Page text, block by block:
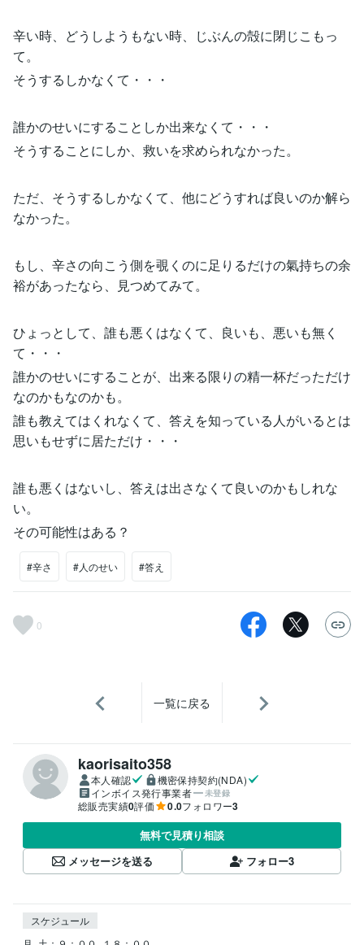
辛い時、どうしようもない時、じぶんの殻に閉じこもっ
て。
そうするしかなくて・・・
誰かのせいにすることしか出来なくて・・・
そうすることにしか、救いを求められなかった。
ただ、そうするしかなくて、他にどうすれば良いのか解ら
なかった。
もし、辛さの向こう側を覗くのに足りるだけの氣持ちの余
裕があったなら、見つめてみて。
ひょっとして、誰も悪くはなくて、良いも、悪いも無く
て・・・
誰かのせいにすることが、出来る限りの精一杯だっただけ
なのかもなのかも。
誰も教えてはくれなくて、答えを知っている人がいるとは
思いもせずに居ただけ・・・
誰も悪くはないし、答えは出さなくて良いのかもしれな
い。
その可能性はある？
#辛さ #人のせい #答え
0
一覧に戻る
kaorisaito358
本人確認
機密保持契約(NDA)
インボイス発行事業者
未登録
総販売実績0評価 0.0フォロワー3
無料で見積り相談
メッセージを送る
フォロー3
スケジュール